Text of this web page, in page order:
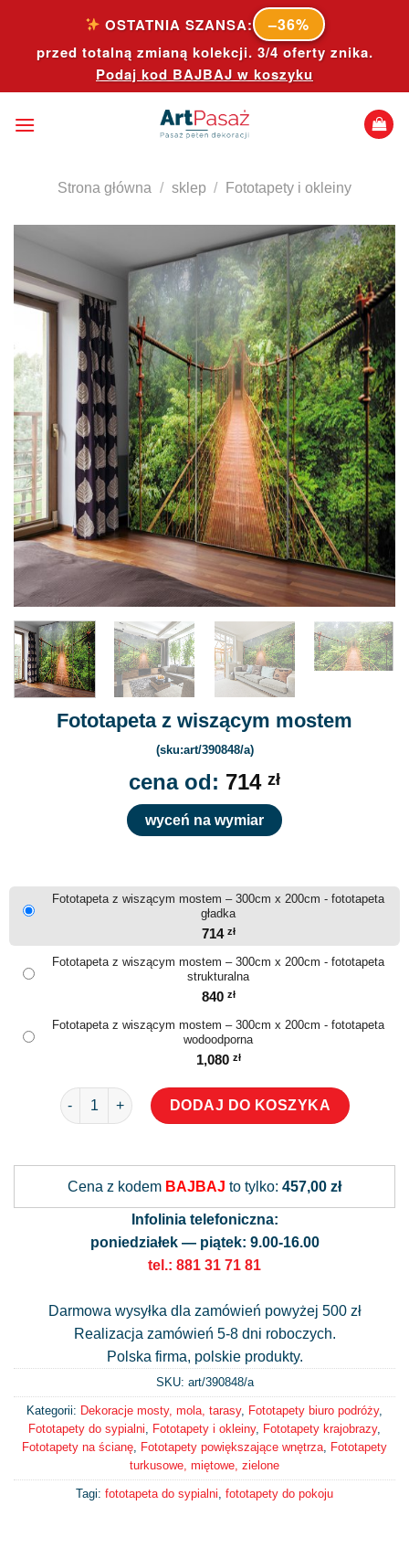
content
OSTATNIA SZANSA: –36%
przed totalną zmianą kolekcji. 3/4 oferty znika.
Podaj kod BAJBAJ w koszyku
Strona główna / sklep / Fototapety i okleiny
Fototapeta z wiszącym mostem
(sku:art/390848/a)
cena od: 714 zł
wyceń na wymiar
Fototapeta z wiszącym mostem – 300cm x 200cm - fototapeta
gładka
714 zł
Fototapeta z wiszącym mostem – 300cm x 200cm - fototapeta
strukturalna
840 zł
Fototapeta z wiszącym mostem – 300cm x 200cm - fototapeta
wodoodporna
1,080 zł
ilość Fototapeta z wiszącym mostem
DODAJ DO KOSZYKA
Cena z kodem BAJBAJ to tylko: 457,00 zł
Infolinia telefoniczna:
poniedziałek — piątek: 9.00-16.00
tel.: 881 31 71 81
Darmowa wysyłka dla zamówień powyżej 500 zł
Realizacja zamówień 5-8 dni roboczych.
Polska firma, polskie produkty.
SKU: art/390848/a
Kategorii: Dekoracje mosty, mola, tarasy, Fototapety biuro podróży,
Fototapety do sypialni
Fototapety i okleiny, Fototapety krajobrazy,
Fototapety na ścianę
Fototapety powiększające wnętrza
Fototapety
turkusowe, miętowe, zielone
Tagi: fototapeta do sypialni fototapety do pokoju